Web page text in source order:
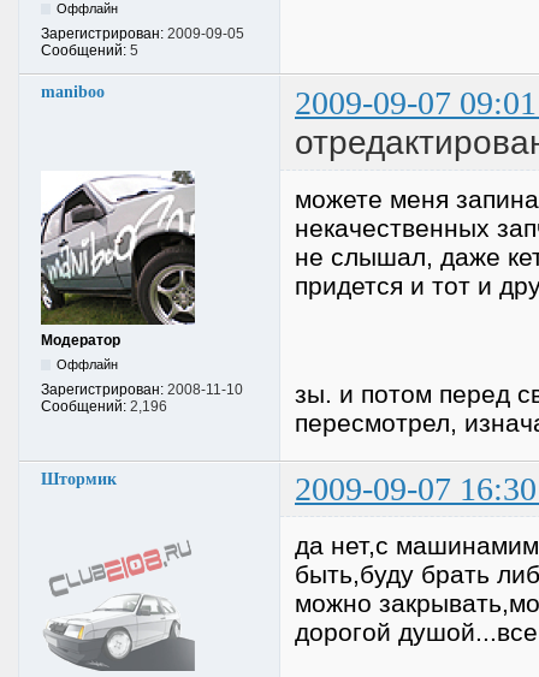
Оффлайн
Зарегистрирован: 2009-09-05
Сообщений: 5
maniboo 2009-09-07
Модератор
Оффлайн
Зарегистрирован: 2008-11-10
Сообщений: 2,196
можете меня
некачественных
не слышал, даже
придется и тот и
зы. и потом перед
пересмотрел,
Штормик 2009-09-07
да нет,с машинамим
быть,буду брать
можно
дорогой